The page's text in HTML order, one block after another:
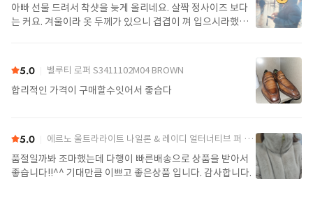
아빠 선물 드려서 착샷을 늦게 올리네요. 살짝 정사이즈 보다
는 커요. 겨울이라 옷 두께가 있으니 겹겹이 껴 입으시라했어
5.0 벨루티 로퍼 S3411102M04 BROWN
합리적인 가격이 구매할수잇어서 좋습다
5.0 에르노 울트라라이트 나일론 & 레이디 얼터너티브 퍼 케이프 PI002017D 12017Z 1985Chatilly Beige
품절일까봐 조마했는데 다행이 빠른배송으로 상품을 받아서
좋습니다!!^^ 기대만큼 이쁘고 좋은상품 입니다. 감사합니다.